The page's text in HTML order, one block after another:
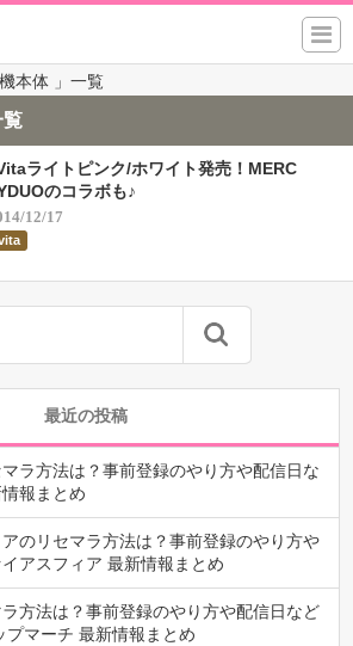
機本体 」一覧
覧
ライトピンク/ホワイト発売！MERC
のコラボも♪
12/17
最近の投稿
ラ方法は？事前登録のやり方や配信日な
報まとめ
のリセマラ方法は？事前登録のやり方や
アスフィア 最新情報まとめ
ラ方法は？事前登録のやり方や配信日など
プマーチ 最新情報まとめ